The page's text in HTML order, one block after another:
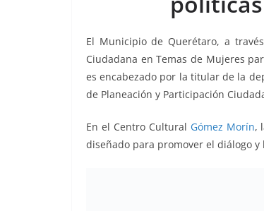
o
k
p
p
n
k
El Municipio de Querétaro, a
Ciudadana en Temas de Mujeres
es encabezado por la titular de la
de Planeación y Participación
En el Centro Cultural Gómez Morín,
diseñado para promover el diálogo